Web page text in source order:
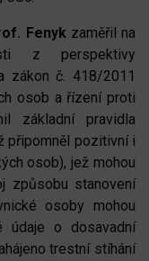
Fenyk zaměřil na
z perspektivy
zákon č. 418/2011
osob a řízení proti
základní pravidla
připomněl pozitivní i
osob), jež mohou
způsobu stanovení
osoby mohou
údaje o dosavadní
trestní stíhání